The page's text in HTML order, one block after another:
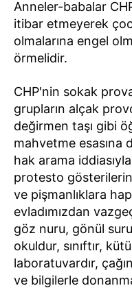
Anneler-babalar
itibar etmeyerek
olmalarına engel
örmelidir.
CHP'nin sokak
grupların alçak
değirmen taşı gibi
mahvetme esasına
hak arama
protesto
ve pişmanlıklara
evladımızdan
göz nuru, gönül
okuldur, sınıftır,
laboratuvardır,
ve bilgilerle